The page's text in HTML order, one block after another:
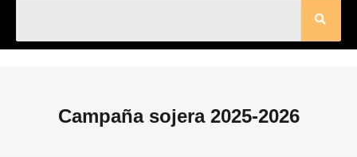
Campaña sojera 2025-2026